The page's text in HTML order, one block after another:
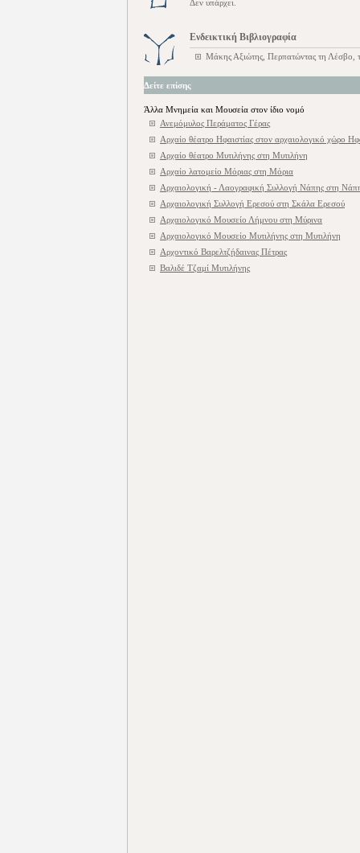
Δεν υπάρχει.
Ενδεικτική Βιβλιογραφία
Μάκης Αξιώτης, Περπατώντας τη Λέσβο,
Δείτε επίσης
Άλλα Μνημεία και Μουσεία στον ίδιο νομό
Ανεμόμυλος Περάματος Γέρας
Αρχαίο θέατρο Ηφαιστίας στον αρχαιολογικό χώρο
Αρχαίο θέατρο Μυτιλήνης στη Μυτιλήνη
Αρχαίο λατομείο Μόριας στη Μόρια
Αρχαιολογική - Λαογραφική Συλλογή Νάπης στη
Αρχαιολογική Συλλογή Ερεσού στη Σκάλα Ερεσού
Αρχαιολογικό Μουσείο Λήμνου στη Μύρινα
Αρχαιολογικό Μουσείο Μυτιλήνης στη Μυτιλήνη
Αρχοντικό Βαρελτζήδαινας Πέτρας
Βαλιδέ Τζαμί Μυτιλήνης